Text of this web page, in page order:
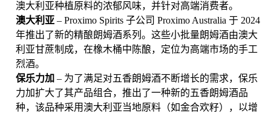
澳大利亚种植原料的浓郁风味，并针对高端消费者。
澳大利亚 – Proximo Spirits 子公司 Proximo Australia 于 2024
年推出了新的精酿朗姆酒系列。这些小批量朗姆酒由澳大
利亚甘蔗制成，在橡木桶中陈酿，定位为高端市场的手工
烈酒。
保乐力加 – 为了满足对五香朗姆酒不断增长的需求，保乐
力加扩大了其产品组合，推出了一种新的五香朗姆酒品
种，该品种采用澳大利亚当地原料（如金合欢籽），以增